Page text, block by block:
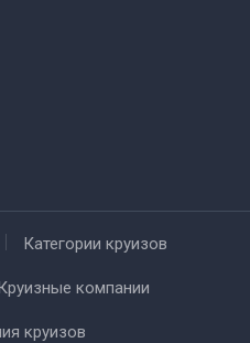
Категории круизов
компании
круизов